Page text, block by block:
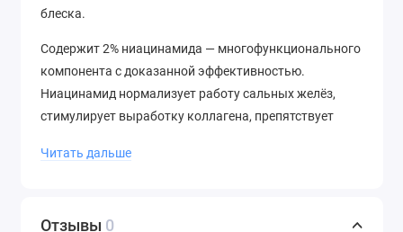
блеска.
Содержит 2% ниацинамида — многофункционального
компонента с доказанной эффективностью.
Ниацинамид нормализует работу сальных желёз,
стимулирует выработку коллагена, препятствует
кожи, за счёт чего предотвращает пигментные
Дополнительные действующие компоненты:
Читать дальше
Отзывы 0